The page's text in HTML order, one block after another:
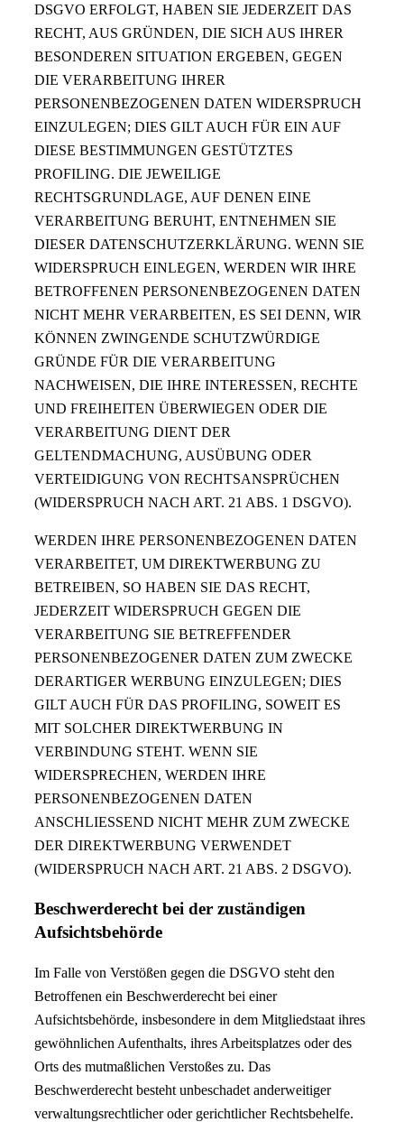
DSGVO ERFOLGT, HABEN SIE JEDERZEIT DAS
RECHT, AUS GRÜNDEN, DIE SICH AUS IHRER
BESONDEREN SITUATION ERGEBEN, GEGEN
DIE VERARBEITUNG IHRER
PERSONENBEZOGENEN DATEN WIDERSPRUCH
EINZULEGEN; DIES GILT AUCH FÜR EIN AUF
DIESE BESTIMMUNGEN GESTÜTZTES
PROFILING. DIE JEWEILIGE
RECHTSGRUNDLAGE, AUF DENEN EINE
VERARBEITUNG BERUHT, ENTNEHMEN SIE
DIESER DATENSCHUTZERKLÄRUNG. WENN SIE
WIDERSPRUCH EINLEGEN, WERDEN WIR IHRE
BETROFFENEN PERSONENBEZOGENEN DATEN
NICHT MEHR VERARBEITEN, ES SEI DENN, WIR
KÖNNEN ZWINGENDE SCHUTZWÜRDIGE
GRÜNDE FÜR DIE VERARBEITUNG
NACHWEISEN, DIE IHRE INTERESSEN, RECHTE
UND FREIHEITEN ÜBERWIEGEN ODER DIE
VERARBEITUNG DIENT DER
GELTENDMACHUNG, AUSÜBUNG ODER
VERTEIDIGUNG VON RECHTSANSPRÜCHEN
(WIDERSPRUCH NACH ART. 21 ABS. 1 DSGVO).
WERDEN IHRE PERSONENBEZOGENEN DATEN
VERARBEITET, UM DIREKTWERBUNG ZU
BETREIBEN, SO HABEN SIE DAS RECHT,
JEDERZEIT WIDERSPRUCH GEGEN DIE
VERARBEITUNG SIE BETREFFENDER
PERSONENBEZOGENER DATEN ZUM ZWECKE
DERARTIGER WERBUNG EINZULEGEN; DIES
GILT AUCH FÜR DAS PROFILING, SOWEIT ES
MIT SOLCHER DIREKTWERBUNG IN
VERBINDUNG STEHT. WENN SIE
WIDERSPRECHEN, WERDEN IHRE
PERSONENBEZOGENEN DATEN
ANSCHLIESSEND NICHT MEHR ZUM ZWECKE
DER DIREKTWERBUNG VERWENDET
(WIDERSPRUCH NACH ART. 21 ABS. 2 DSGVO).
Beschwerde­recht bei der zuständigen
Aufsichts­behörde
Im Falle von Verstößen gegen die DSGVO steht den
Betroffenen ein Beschwerderecht bei einer
Aufsichtsbehörde, insbesondere in dem Mitgliedstaat ihres
gewöhnlichen Aufenthalts, ihres Arbeitsplatzes oder des
Orts des mutmaßlichen Verstoßes zu. Das
Beschwerderecht besteht unbeschadet anderweitiger
verwaltungsrechtlicher oder gerichtlicher Rechtsbehelfe.